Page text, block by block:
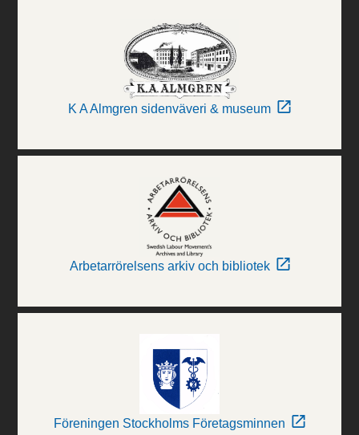
K A Almgren sidenväveri & museum
Arbetarrörelsens arkiv och bibliotek
Föreningen Stockholms Företagsminnen